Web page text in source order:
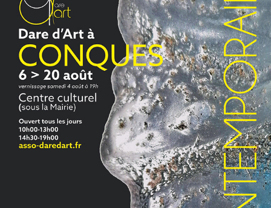
CONQUES 2023